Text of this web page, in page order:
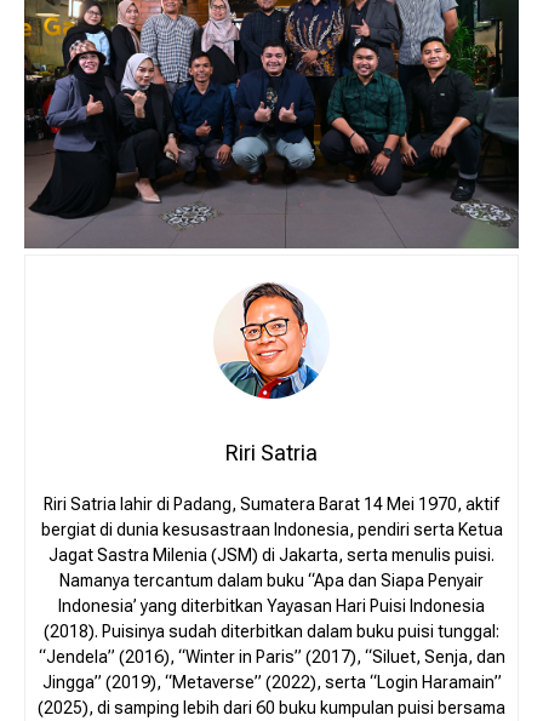
Riri Satria
Riri Satria lahir di Padang, Sumatera Barat 14 Mei 1970, aktif
bergiat di dunia kesusastraan Indonesia, pendiri serta Ketua
Jagat Sastra Milenia (JSM) di Jakarta, serta menulis puisi.
Namanya tercantum dalam buku “Apa dan Siapa Penyair
Indonesia’ yang diterbitkan Yayasan Hari Puisi Indonesia
(2018). Puisinya sudah diterbitkan dalam buku puisi tunggal:
“Jendela” (2016), “Winter in Paris” (2017), “Siluet, Senja, dan
Jingga” (2019), “Metaverse” (2022), serta “Login Haramain”
(2025), di samping lebih dari 60 buku kumpulan puisi bersama